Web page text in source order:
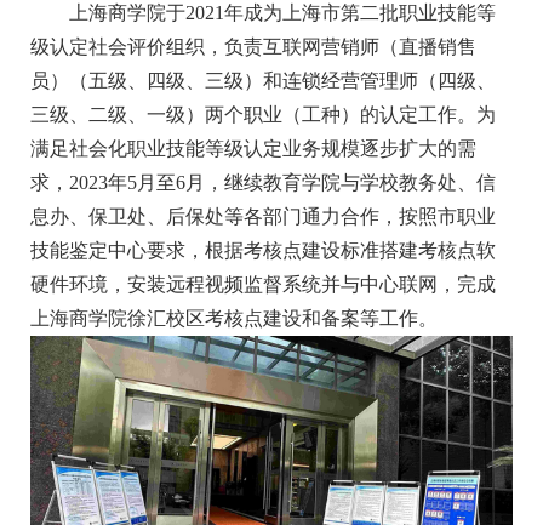
上海商学院于2021年成为上海市第二批职业技能等
级认定社会评价组织，负责互联网营销师（直播销售
员）（五级、四级、三级）和连锁经营管理师（四级、
三级、二级、一级）两个职业（工种）的认定工作。为
满足社会化职业技能等级认定业务规模逐步扩大的需
求，2023年5月至6月，继续教育学院与学校教务处、信
息办、保卫处、后保处等各部门通力合作，按照市职业
技能鉴定中心要求，根据考核点建设标准搭建考核点软
硬件环境，安装远程视频监督系统并与中心联网，完成
上海商学院徐汇校区考核点建设和备案等工作。